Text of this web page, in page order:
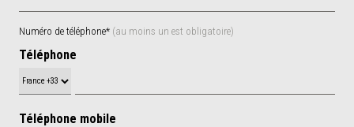
Numéro de téléphone* (au moins un est obligatoire)
Téléphone
Téléphone mobile